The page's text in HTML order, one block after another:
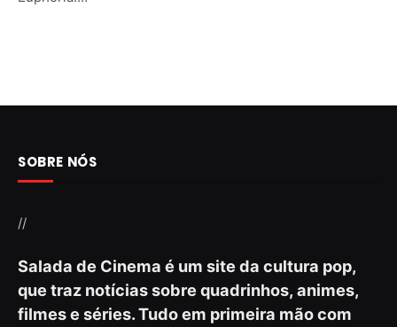
SOBRE NÓS
//
Salada de Cinema é um site da cultura pop,
que traz notícias sobre quadrinhos, animes,
filmes e séries. Tudo em primeira mão com